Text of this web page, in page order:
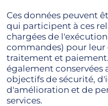
Ces données peuvent
qui participent à ces
chargées de
commandes) pour leur
traitement et
également conservées
objectifs de sécurité,
d'amélioration et de
services.